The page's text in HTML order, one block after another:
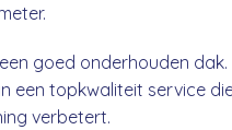
goed onderhouden
een topkwaliteit service
verbetert.